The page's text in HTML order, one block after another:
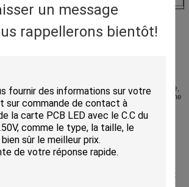
un message
rappellerons bientôt!
compétitif :
lumineux en couleurs, conception peut être arbitraire,
refléter le style individuel du produit lui-même
bonne protection de couleur durable, caractères,
de panneau sans blessure.
épaisseur mince, bon tactility, abrasion commodité
de connexion.
étanche à l'humidité, antipoussière, imperméable,
érosion de la preuve néfaste de preuve, d'acide et